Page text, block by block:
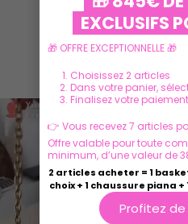
EXCLUSIFS
🎁 OFFRE EXCEPTIONNELLE 🎁
Choisissez 2 articles
Dans votre panier,
Finalisez votre paiement
👉 Vous recevez 7 articles
Offre valable pour toute
minimum, d’une valeur de
2 articles acheter = 1
choix + 1 chaussure piana
Profitez